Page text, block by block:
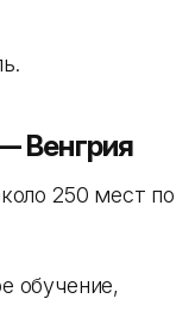
Венгрия
250 мест по
обучение,